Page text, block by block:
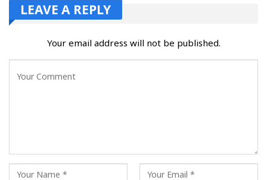
LEAVE A REPLY
Your email address will not be published.